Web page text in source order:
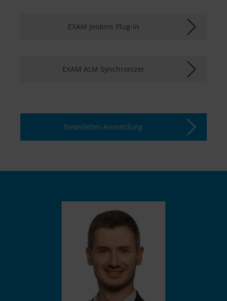
EXAM Jenkins Plug-in
EXAM ALM Synchronizer
Newsletter-Anmeldung